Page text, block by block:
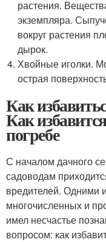
растения.
экземпляра.
вокруг растения
дырок.
Хвойные иголки.
острая
Как
Как
погребе
С началом дачного
садоводам
вредителей. Одними
многочисленных и
имел несчастье
вопросом: как